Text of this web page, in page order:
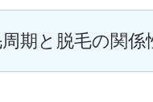
期と脱毛の関